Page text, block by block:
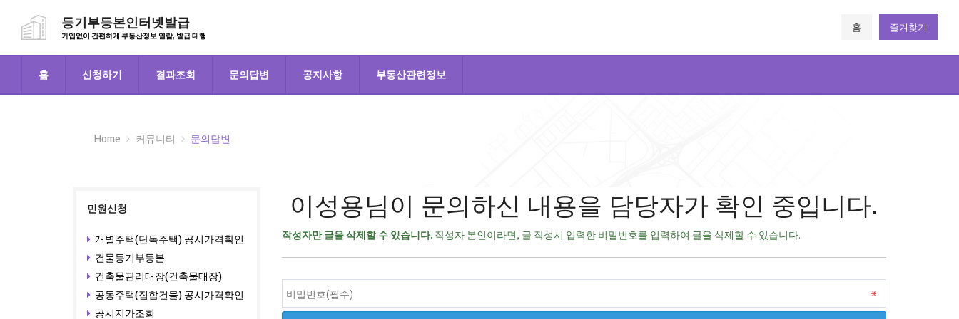
등기부등본인터넷발급
가입없이 간편하게 부동산정보 열람, 발급 대행
홈 즐겨찾기
홈 신청하기 결과조회 문의답변 공지사항 부동산관련정보
Home 커뮤니티 문의답변
이성용님이 문의하신 내용을 담당자가 확인 중입니다.
작성자만 글을 삭제할 수 있습니다.작성자 본인이라면, 글 작성시 입력한 비밀번호를 입력하여 글을 삭제할 수 있습니다.
민원신청
개별주택(단독주택) 공시가격확인
건물등기부등본
건축물관리대장(건축물대장)
공동주택(집합건물) 공시가격확인
공시지가조회